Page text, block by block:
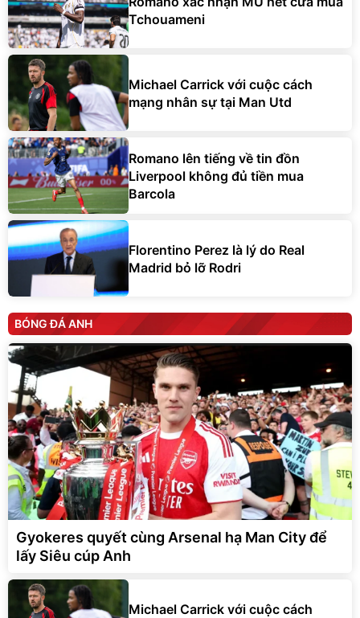
Tchouameni
Michael Carrick với cuộc cách
mạng nhân sự tại Man Utd
Romano lên tiếng về tin đồn
Liverpool không đủ tiền mua
Barcola
Florentino Perez là lý do Real
Madrid bỏ lỡ Rodri
BÓNG ĐÁ ANH
Gyokeres quyết cùng Arsenal hạ Man City để
lấy Siêu cúp Anh
Michael Carrick với cuộc cách